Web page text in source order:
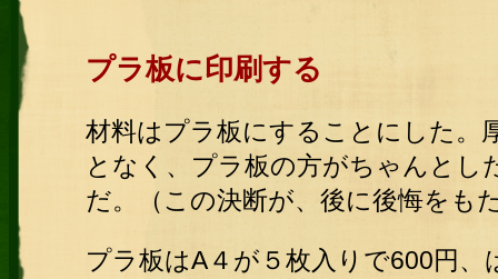
プラ板に印刷する
材料はプラ板にすることにした。
となく、プラ板の方がちゃんとし
だ。（この決断が、後に後悔をも
プラ板はA４が５枚入りで600円